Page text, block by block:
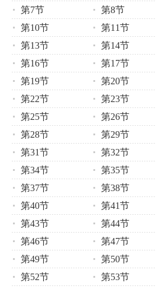
第7节
第8节
第10节
第11节
第13节
第14节
第16节
第17节
第19节
第20节
第22节
第23节
第25节
第26节
第28节
第29节
第31节
第32节
第34节
第35节
第37节
第38节
第40节
第41节
第43节
第44节
第46节
第47节
第49节
第50节
第52节
第53节